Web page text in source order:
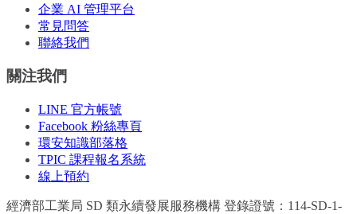
企業 AI 管理平台
常見問答
聯絡我們
關注我們
LINE 官方帳號
Facebook 粉絲專頁
環安知識部落格
TPIC 課程報名系統
線上預約
經濟部工業局 SD 類永續發展服務機構 登錄證號： 114-SD-1-